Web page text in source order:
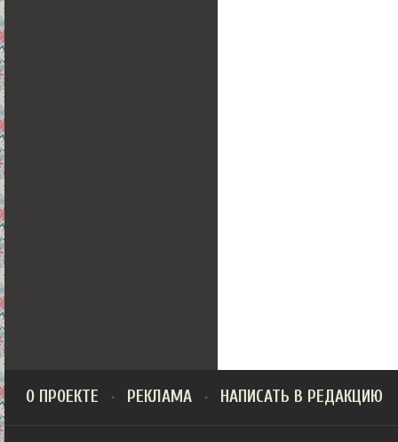
О ПРОЕКТЕ РЕКЛАМА НАПИСАТЬ В РЕДАКЦИЮ